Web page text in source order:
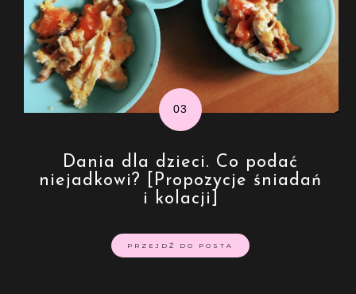
Dania dla dzieci. Co podać
niejadkowi? [Propozycje śniadań
i kolacji]
PRZEJDŹ DO POSTA